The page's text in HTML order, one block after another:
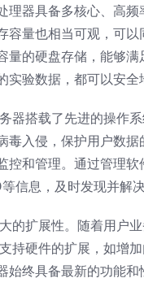
理器具备多核心、高
容量也相当可观，可
量的硬盘存储，能够
验数据，都可以安全
器搭载了先进的操作
毒入侵，保护用户数
控和管理。通过管理
信息，及时发现并解决
的扩展性。随着用户
持硬件的扩展，如增
终具备最新的功能和